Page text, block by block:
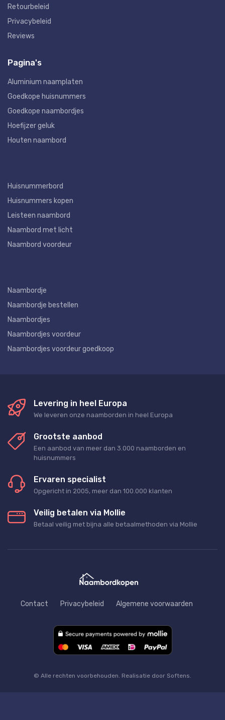
Retourbeleid
Privacybeleid
Reviews
Pagina's
Aluminium naamplaten
Goedkope huisnummers
Goedkope naambordjes
Hoefijzer geluk
Houten naambord
Huisnummerbord
Huisnummers kopen
Leisteen naambord
Naambord met licht
Naambord voordeur
Naambordje
Naambordje bestellen
Naambordjes
Naambordjes voordeur
Naambordjes voordeur goedkoop
Levering in heel Europa
We leveren onze naamborden in heel Europa
Grootste aanbod
Een aanbod van meer dan 3.000 naamborden en
huisnummers
Ervaren specialist
Opgericht in 2005, meer dan 100.000 klanten
Veilig betalen via Mollie
Betaal veilig met bijna alle betaalmethoden via Mollie
Contact Privacybeleid Algemene voorwaarden
© Alle rechten voorbehouden. Realisatie door Softens.